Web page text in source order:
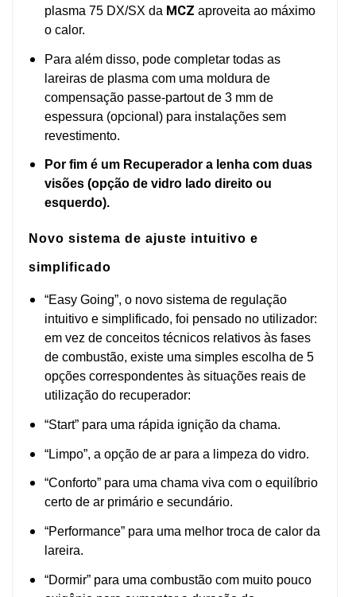
plasma 75 DX/SX da MCZ aproveita ao máximo
o calor.
Para além disso, pode completar todas as
lareiras de plasma com uma moldura de
compensação passe-partout de 3 mm de
espessura (opcional) para instalações sem
revestimento.
Por fim é um Recuperador a lenha com duas
visões (opção de vidro lado direito ou
esquerdo).
Novo sistema de ajuste intuitivo e
simplificado
“Easy Going”, o novo sistema de regulação
intuitivo e simplificado, foi pensado no utilizador:
em vez de conceitos técnicos relativos às fases
de combustão, existe uma simples escolha de 5
opções correspondentes às situações reais de
utilização do recuperador:
“Start” para uma rápida ignição da chama.
“Limpo”, a opção de ar para a limpeza do vidro.
“Conforto” para uma chama viva com o equilíbrio
certo de ar primário e secundário.
“Performance” para uma melhor troca de calor da
lareira.
“Dormir” para uma combustão com muito pouco